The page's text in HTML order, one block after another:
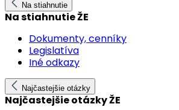
Na stiahnutie
Na stiahnutie ŽE
Dokumenty, cenníky
Legislatíva
Iné odkazy
Najčastejšie otázky
Najčastejšie otázky ŽE